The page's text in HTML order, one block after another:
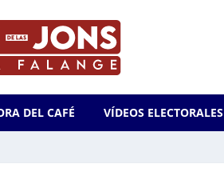
DEL CAFÉ VÍDEOS ELECTORALES